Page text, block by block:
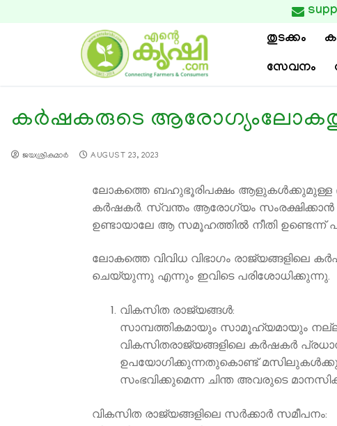

തുടക്കം
സേവനം
കര്‍ഷകരുടെ
ജയശ്രീകുമാര്‍ AUGUST 23, 2023
ലോകത്തെ ബഹുഭൂരിപക്ഷം ആളുകള്‍ക്കുമുള്ള
കര്‍ഷകര്‍. സ്വന്തം ആരോഗ്യം
ഉണ്ടായാലേ ആ സമൂഹത്തില്‍ നീതി
ലോകത്തെ വിവിധ വിഭാഗം
ചെയ്യുന്നു എന്നും ഇവിടെ പരിശോധിക്കുന്നു.
വികസിത രാജ്യങ്ങള്‍:
സാമ്പത്തികമായും സാമൂഹ്യമായും നല്ല
വികസിതരാജ്യങ്ങളിലെ കര്‍ഷകര്‍
ഉപയോഗിക്കുന്നതുകൊണ്ട്
സംഭവിക്കുമെന്ന ചിന്ത അവരുടെ
വികസിത രാജ്യങ്ങളിലെ സർക്കാർ സമീപനം: